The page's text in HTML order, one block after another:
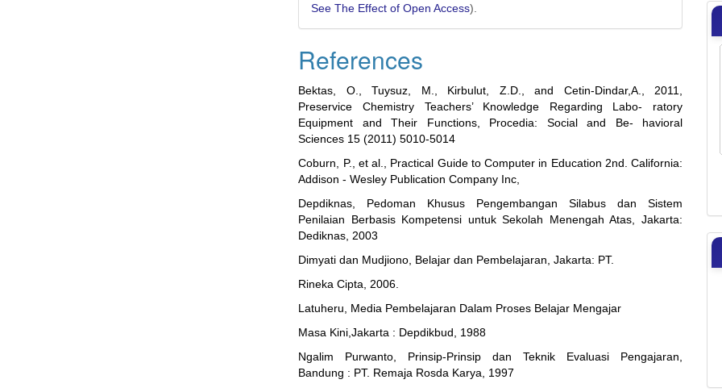
See The Effect of Open Access).
References
Bektas, O., Tuysuz, M., Kirbulut, Z.D., and Cetin-Dindar,A., 2011,
Preservice Chemistry Teachers’ Knowledge Regarding Labo- ratory
Equipment and Their Functions, Procedia: Social and Be- havioral
Sciences 15 (2011) 5010-5014
Coburn, P., et al., Practical Guide to Computer in Education 2nd. California:
Addison - Wesley Publication Company Inc,
Depdiknas, Pedoman Khusus Pengembangan Silabus dan Sistem
Penilaian Berbasis Kompetensi untuk Sekolah Menengah Atas, Jakarta:
Dediknas, 2003
Dimyati dan Mudjiono, Belajar dan Pembelajaran, Jakarta: PT.
Rineka Cipta, 2006.
Latuheru, Media Pembelajaran Dalam Proses Belajar Mengajar
Masa Kini,Jakarta : Depdikbud, 1988
Ngalim Purwanto, Prinsip-Prinsip dan Teknik Evaluasi Pengajaran,
Bandung : PT. Remaja Rosda Karya, 1997